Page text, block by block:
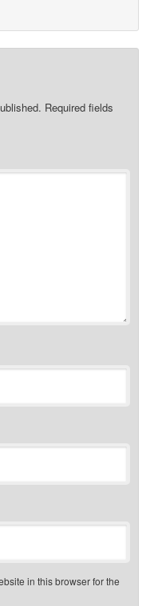
Required fields
in this browser for the